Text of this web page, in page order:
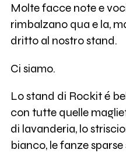
Molte facce note e
rimbalzano qua e la,
dritto al nostro stand.
Ci siamo.
Lo stand di Rockit é
con tutte quelle
di lavanderia, lo
bianco, le fanze